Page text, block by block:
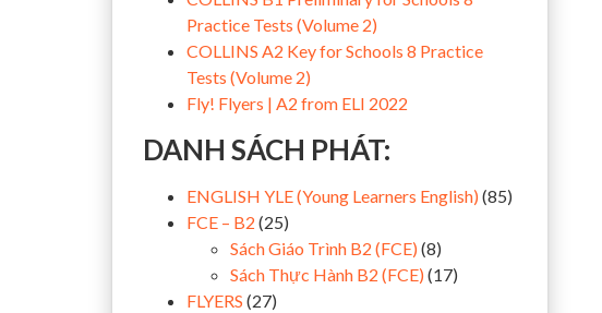
Practice Tests (Volume 2)
COLLINS A2 Key for Schools 8 Practice
Tests (Volume 2)
Fly! Flyers | A2 from ELI 2022
DANH SÁCH PHÁT:
ENGLISH YLE (Young Learners English) (85)
FCE – B2 (25)
Sách Giáo Trình B2 (FCE) (8)
Sách Thực Hành B2 (FCE) (17)
FLYERS (27)